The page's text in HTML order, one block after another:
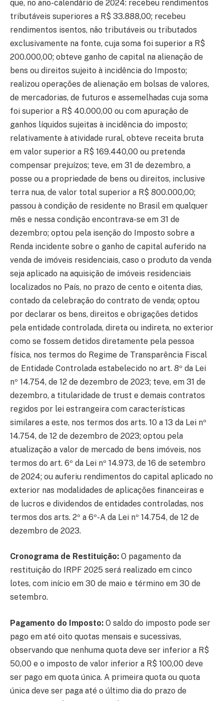
que, no ano-calendário de 2024: recebeu rendimentos
tributáveis superiores a R$ 33.888,00; recebeu
rendimentos isentos, não tributáveis ou tributados
exclusivamente na fonte, cuja soma foi superior a R$
200.000,00; obteve ganho de capital na alienação de
bens ou direitos sujeito à incidência do Imposto;
realizou operações de alienação em bolsas de valores,
de mercadorias, de futuros e assemelhadas cuja soma
foi superior a R$ 40.000,00 ou com apuração de
ganhos líquidos sujeitas à incidência do imposto;
relativamente à atividade rural, obteve receita bruta
em valor superior a R$ 169.440,00 ou pretenda
compensar prejuízos; teve, em 31 de dezembro, a
posse ou a propriedade de bens ou direitos, inclusive
terra nua, de valor total superior a R$ 800.000,00;
passou à condição de residente no Brasil em qualquer
mês e nessa condição encontrava-se em 31 de
dezembro; optou pela isenção do Imposto sobre a
Renda incidente sobre o ganho de capital auferido na
venda de imóveis residenciais, caso o produto da venda
seja aplicado na aquisição de imóveis residenciais
localizados no País, no prazo de cento e oitenta dias,
contado da celebração do contrato de venda; optou
por declarar os bens, direitos e obrigações detidos
pela entidade controlada, direta ou indireta, no exterior
como se fossem detidos diretamente pela pessoa
física, nos termos do Regime de Transparência Fiscal
de Entidade Controlada estabelecido no art. 8º da Lei
nº 14.754, de 12 de dezembro de 2023; teve, em 31 de
dezembro, a titularidade de trust e demais contratos
regidos por lei estrangeira com características
similares a este, nos termos dos arts. 10 a 13 da Lei nº
14.754, de 12 de dezembro de 2023; optou pela
atualização a valor de mercado de bens imóveis, nos
termos do art. 6º da Lei nº 14.973, de 16 de setembro
de 2024; ou auferiu rendimentos do capital aplicado no
exterior nas modalidades de aplicações financeiras e
de lucros e dividendos de entidades controladas, nos
termos dos arts. 2º a 6º-A da Lei nº 14.754, de 12 de
dezembro de 2023.
Cronograma de Restituição: O pagamento da
restituição do IRPF 2025 será realizado em cinco
lotes, com início em 30 de maio e término em 30 de
setembro.
Pagamento do Imposto: O saldo do imposto pode ser
pago em até oito quotas mensais e sucessivas,
observando que nenhuma quota deve ser inferior a R$
50,00 e o imposto de valor inferior a R$ 100,00 deve
ser pago em quota única. A primeira quota ou quota
única deve ser paga até o último dia do prazo de